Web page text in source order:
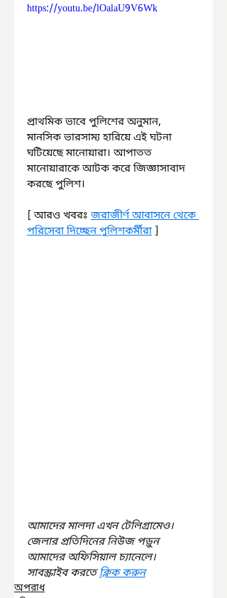
https://youtu.be/lOalaU9V6Wk
প্রাথমিক ভাবে পুলিশের অনুমান,
মানসিক ভারসাম্য হারিয়ে এই ঘটনা
ঘটিয়েছে মানোয়ারা। আপাতত
মানোয়ারাকে আটক করে জিজ্ঞাসাবাদ
করছে পুলিশ।
[ আরও খবরঃ জরাজীর্ণ আবাসনে থেকে
পরিসেবা দিচ্ছেন পুলিশকর্মীরা ]
আমাদের মালদা এখন টেলিগ্রামেও।
জেলার প্রতিদিনের নিউজ পড়ুন
আমাদের অফিসিয়াল চ্যানেলে।
সাবস্ক্রাইব করতে ক্লিক করুন
অপরাধ